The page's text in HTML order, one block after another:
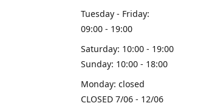
Tuesday - Friday:
09:00 - 19:00
Saturday: 10:00 - 19:00
Sunday: 10:00 - 18:00
Monday: closed
CLOSED 7/06 - 12/06